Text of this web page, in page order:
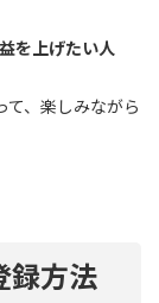
を上げたい人
、楽しみながら
録方法